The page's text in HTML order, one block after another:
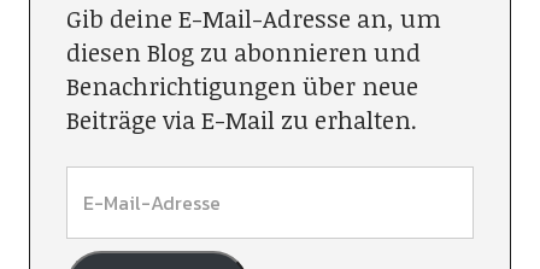
Gib deine E-Mail-Adresse an, um
diesen Blog zu abonnieren und
Benachrichtigungen über neue
Beiträge via E-Mail zu erhalten.